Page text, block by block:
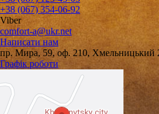
+38 (067) 354-06-92
Viber
comfort-a@ukr.net
Написати нам
пр. Мира, 59, оф. 210, Хмельницький
Графік роботи